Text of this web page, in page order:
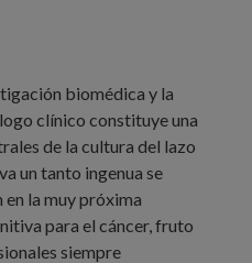
biomédica y la
clínico constituye una
de la cultura del lazo
un tanto ingenua se
la muy próxima
para el cáncer, fruto
siempre